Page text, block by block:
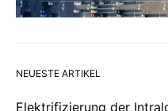
NEUESTE ARTIKEL
Elektrifizierung der